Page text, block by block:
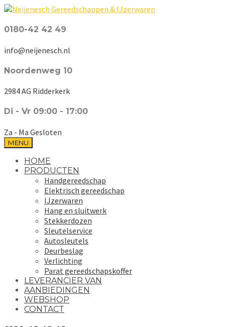
0180-42 42 49
info@neijenesch.nl
Noordenweg 10
2984 AG Ridderkerk
Di - Vr 09:00 - 17:00
Za - Ma Gesloten
MENU
HOME
PRODUCTEN
Handgereedschap
Elektrisch gereedschap
IJzerwaren
Hang en sluitwerk
Stekkerdozen
Sleutelservice
Autosleutels
Deurbeslag
Verlichting
Parat gereedschapskoffer
LEVERANCIER VAN
AANBIEDINGEN
WEBSHOP
CONTACT